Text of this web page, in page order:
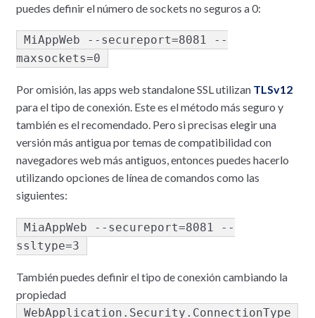
puedes definir el número de sockets no seguros a 0:
MiAppWeb --secureport=8081 --
maxsockets=0
Por omisión, las apps web standalone SSL utilizan TLSv12
para el tipo de conexión. Este es el método más seguro y
también es el recomendado. Pero si precisas elegir una
versión más antigua por temas de compatibilidad con
navegadores web más antiguos, entonces puedes hacerlo
utilizando opciones de línea de comandos como las
siguientes:
MiaAppWeb --secureport=8081 --
ssltype=3
También puedes definir el tipo de conexión cambiando la
propiedad
WebApplication.Security.ConnectionType